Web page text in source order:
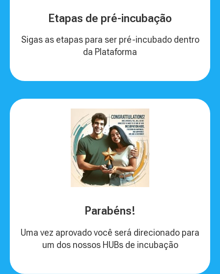
Etapas de pré-incubação
Sigas as etapas para ser pré-incubado dentro
da Plataforma
Parabéns!
Uma vez aprovado você será direcionado para
um dos nossos HUBs de incubação